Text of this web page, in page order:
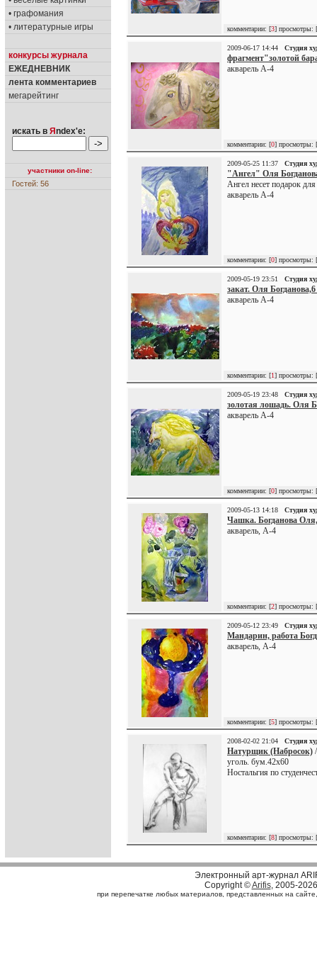
• графомания
• литературные игры
конкурсы журнала
ЕЖЕДНЕВНИК
лента комментариев
мегарейтинг
искать в Я ndex'е:
участники on-line:
Гостей: 56
комментарии: [3] просмотры: [
2009-06-17 14:44 Студия
фрагмент"золотой
акварель А-4
комментарии: [0] просмотры: [
2009-05-25 11:37 Студия
"Ангел" Оля
Ангел несет подарок
акварель А-4
комментарии: [0] просмотры: [
2009-05-19 23:51 Студия
закат. Оля Богданова,6
акварель А-4
комментарии: [1] просмотры: [
2009-05-19 23:48 Студия
золотая лошадь. Оля
акварель А-4
комментарии: [0] просмотры: [
2009-05-13 14:18 Студия
Чашка. Богданова
акварель, А-4
комментарии: [2] просмотры: [
2009-05-12 23:49 Студия
Мандарин, работа
акварель, А-4
комментарии: [5] просмотры: [
2008-02-02 21:04 Студия
Натурщик (Набросок)
уголь. бум.42х60
Ностальгия по
комментарии: [8] просмотры: [
Электронный арт-журнал
Copyright ©Arifis, 2005-2026
при перепечатке любых материалов, представленных на